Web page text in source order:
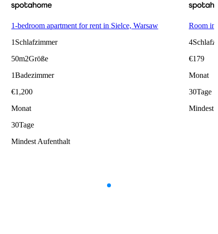
1-bedroom apartment for rent in Sielce, Warsaw
1 Schlafzimmer
50m2Größe
1Badezimmer
€1,200
Monat
30Tage
Mindest Aufenthalt
Room in
4
€179
Monat
30Tage
Mindest